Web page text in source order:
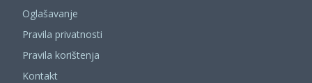
Oglašavanje
Pravila privatnosti
Pravila korištenja
Kontakt